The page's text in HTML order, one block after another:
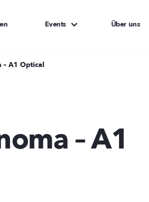
Events Über uns
– A1 Optical
– A1